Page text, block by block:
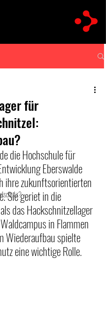
für
die Hochschule für
Eberswalde
ihre zukunftsorientierten
Sie geriet in die
das Hackschnitzellager
in Flammen
Wiederaufbau spielte
eine wichtige Rolle.